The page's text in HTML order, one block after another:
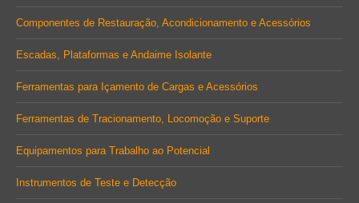
Componentes de Restauração, Acondicionamento e Acessórios
Escadas, Plataformas e Andaime Isolante
Ferramentas para Içamento de Cargas e Acessórios
Ferramentas de Tracionamento, Locomoção e Suporte
Equipamentos para Trabalho ao Potencial
Instrumentos de Teste e Detecção